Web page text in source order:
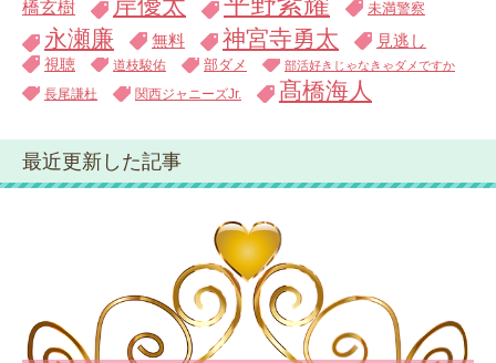
橋玄樹
未満警察
永瀬廉 無料 神宮寺勇太
見逃し
視聴
道枝駿佑 部ダメ 部活好きじゃなきゃダメですか
長尾謙杜 関西ジャニーズJr. 髙橋海人
最近更新した記事